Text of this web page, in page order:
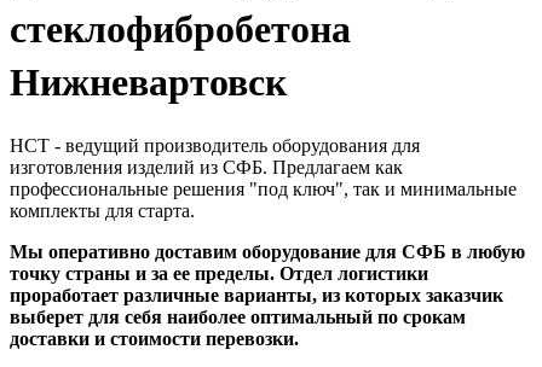
стеклофибробетона
Нижневартовск
НСТ - ведущий производитель оборудования для
изготовления изделий из СФБ. Предлагаем как
профессиональные решения "под ключ", так и минимальные
комплекты для старта.
Мы оперативно доставим оборудование для СФБ в любую
точку страны и за ее пределы. Отдел логистики
проработает различные варианты, из которых заказчик
выберет для себя наиболее оптимальный по срокам
доставки и стоимости перевозки.